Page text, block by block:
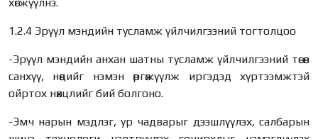
1.2.4 Эрүүл мэндийн тусламж үйлчилгээний тогтолцоо
-Эрүүл мэндийн анхан шатны тусламж үйлчилгээний төсөв
санхүү, нөөцийг нэмэн өргөжүүлж иргэдэд хүртээмжтэй
ойртох нөхцлийг бий болгоно.
-Эмч нарын мэдлэг, ур чадварыг дээшлүүлэх, салбарын